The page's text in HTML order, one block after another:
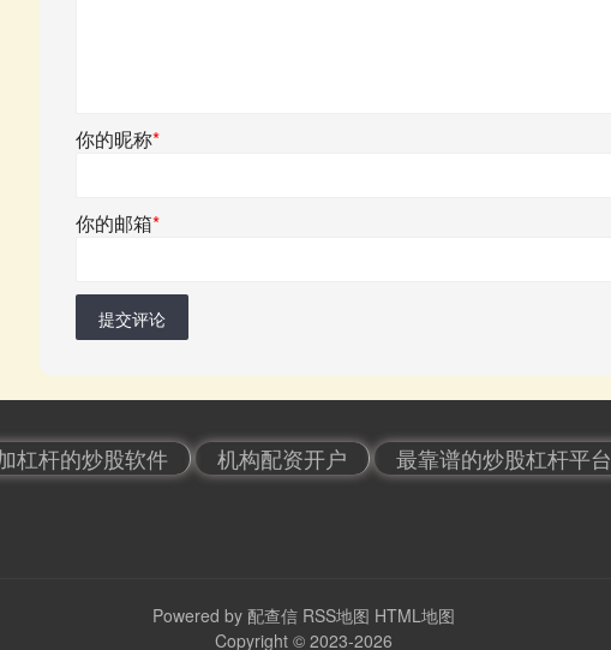
你的昵称*
你的邮箱*
提交评论
杠杆的炒股软件 机构配资开户 最靠谱的炒股杠杆平台
Powered by 配查信 RSS地图 HTML地图
Copyright © 2023-2026